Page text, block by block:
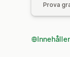
Prova